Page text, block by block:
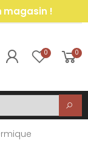
magasin !
0 0